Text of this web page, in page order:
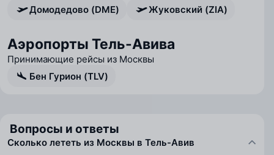
Домодедово (DME)
Жуковский (ZIA)
Аэропорты Тель-Авива
Принимающие рейсы из Москвы
Бен Гурион (TLV)
Вопросы и ответы
Сколько лететь из Москвы в Тель-Авив